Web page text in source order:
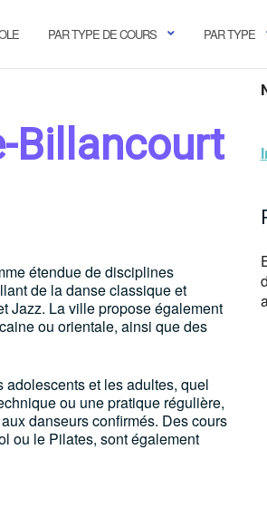
PAR TYPE DE COURS PAR TYPE
Billancourt
étendue de disciplines
de la danse classique et
Jazz. La ville propose également
ou orientale, ainsi que des
adolescents et les adultes, quel
ou une pratique régulière,
danseurs confirmés. Des cours
ou le Pilates, sont également